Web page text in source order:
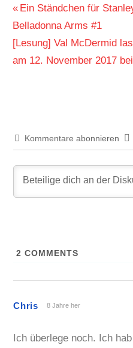
Vorheriger
Beitrag:
Ein Ständchen für
Belladonna Arms #1
Nächster
Beitrag:
[Lesung] Val McDermid
am 12. November 2017
Kommentare abonnieren
2 COMMENTS
Chris 8 Jahre her
Ich überlege noch. Ich